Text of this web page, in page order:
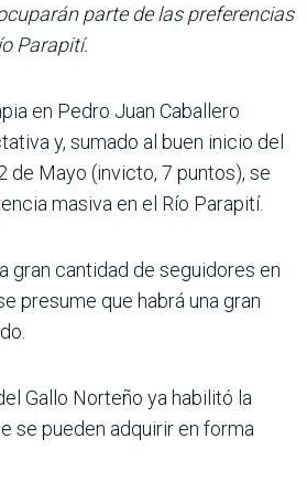
parte de las preferencias
Parapití.
en Pedro Juan Caballero
y, sumado al buen inicio del
de Mayo (invicto, 7 pun­tos), se
masiva en el Río Parapití.
gran cantidad de seguidores en
pre­sume que habrá una gran
Gallo Norteño ya habilitó la
se pueden adquirir en forma